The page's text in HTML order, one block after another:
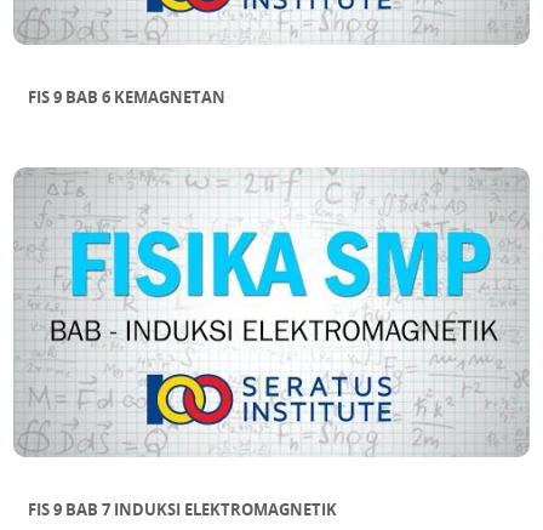
FIS 9 BAB 6 KEMAGNETAN
FIS 9 BAB 7 INDUKSI ELEKTROMAGNETIK